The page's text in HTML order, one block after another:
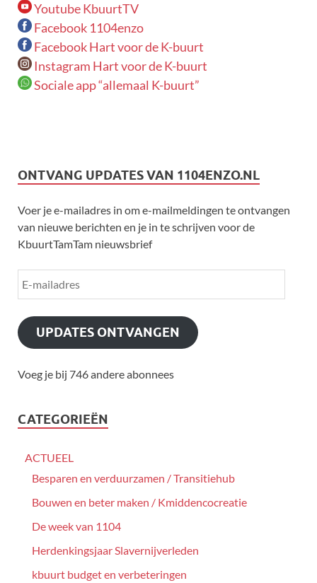
Youtube KbuurtTV
Facebook 1104enzo
Facebook Hart voor de K-buurt
Instagram Hart voor de K-buurt
Sociale app “allemaal K-buurt”
ONTVANG UPDATES VAN 1104ENZO.NL
Voer je e-mailadres in om e-mailmeldingen te ontvangen
van nieuwe berichten en je in te schrijven voor de
KbuurtTamTam nieuwsbrief
UPDATES ONTVANGEN
Voeg je bij 746 andere abonnees
CATEGORIEËN
ACTUEEL
Besparen en verduurzamen / Transitiehub
Bouwen en beter maken / Kmiddencocreatie
De week van 1104
Herdenkingsjaar Slavernijverleden
kbuurt budget en verbeteringen